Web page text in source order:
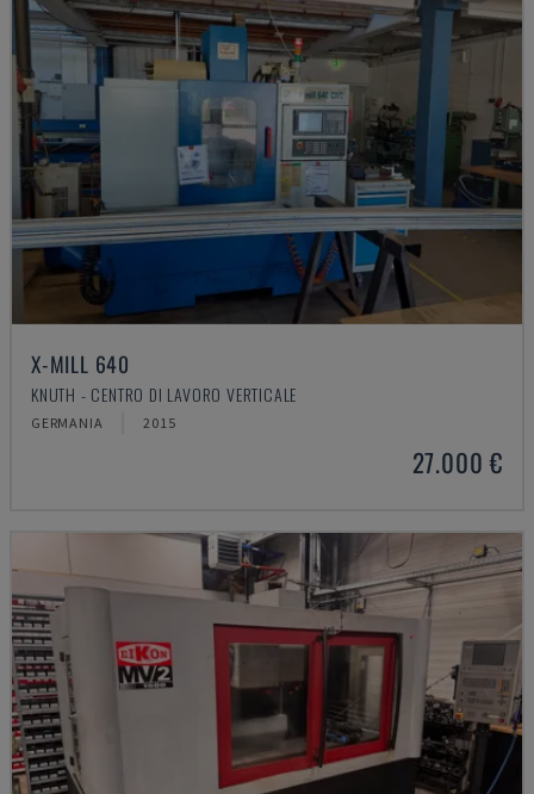
X-MILL 640
KNUTH - CENTRO DI LAVORO VERTICALE
GERMANIA 2015
27.000 €